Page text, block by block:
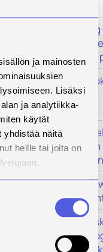
ja mainosten
Lisäksi
ja analytiikka-
käytät
yhdistää näitä
heille tai joita on
in
preparatory
ERKKA
kehittäminen
ERDI -